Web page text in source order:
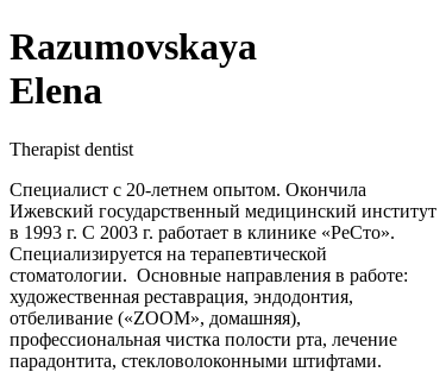
Razumovskaya
Elena
Therapist dentist
Специалист с 20-летнем опытом. Окончила
Ижевский государственный медицинский институт
в 1993 г. С 2003 г. работает в клинике «РеСто».
Специализируется на терапевтической
стоматологии. Основные направления в работе:
художественная реставрация, эндодонтия,
отбеливание («ZOOM», домашняя),
профессиональная чистка полости рта, лечение
парадонтита, стекловолоконными штифтами.